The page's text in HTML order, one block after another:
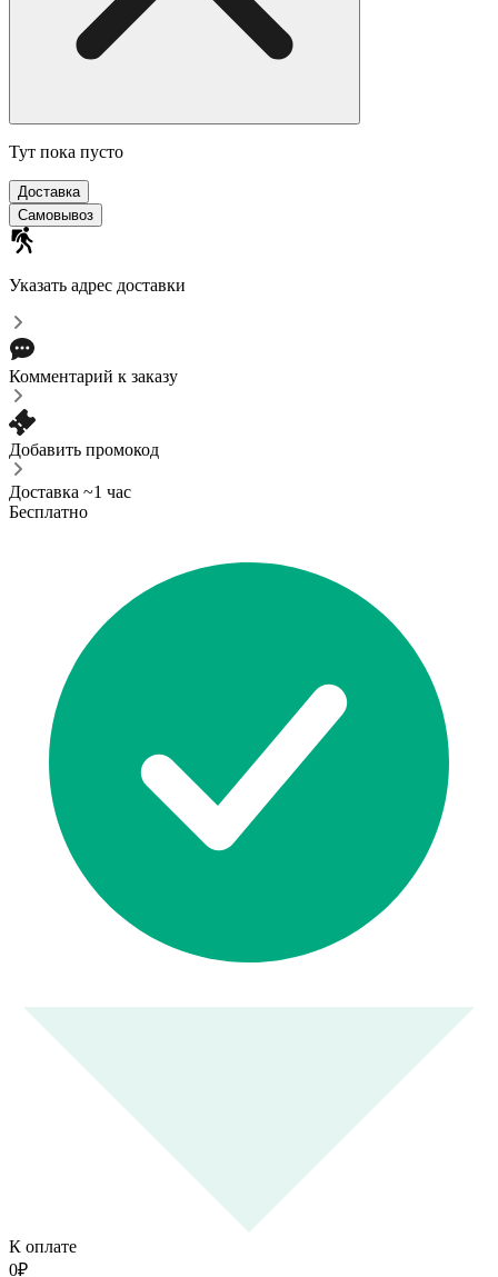
Тут пока пусто
Доставка
Самовывоз
Указать адрес доставки
Комментарий к заказу
Добавить промокод
Доставка ~1 час
Бесплатно
К оплате
0₽